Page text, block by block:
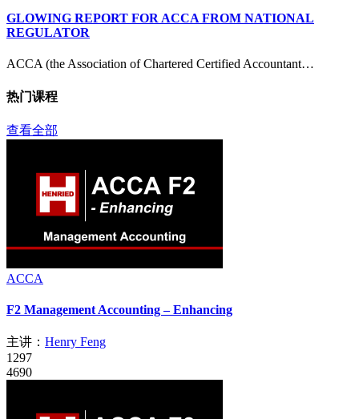
GLOWING REPORT FOR ACCA FROM NATIONAL
REGULATOR
ACCA (the Association of Chartered Certified Accountant…
热门课程
查看全部
ACCA
F2 Management Accounting – Enhancing
主讲： Henry Feng
1297
4690